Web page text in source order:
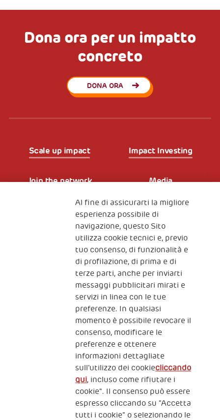
Dona ora per un impatto
concreto
DONA ORA
Scale up impact Impact Investing
Join the network Media
Iscriviti alla newsletter
Fondazione
The Human Safety Net
CONTATTACI
2, Piazza Duca degli Abruzzi 34132
Trieste Italy
Fiscal code (Italy) 90017740326
VAT code 01372940328
Al fine di assicurarti la migliore
esperienza possibile di
navigazione, questo Sito
utilizza cookie tecnici e, previo
tuo consenso, di funzionalità e
di profilazione, di prima e di
terze parti, anche per inviarti
messaggi pubblicitari mirati e
servizi in linea con le tue
preferenze. In qualsiasi
momento è possibile revocare il
consenso, modificare le
preferenze e ottenere
informazioni dettagliate
sull’utilizzo dei cookiecliccando
qui, incluso come rifiutare i
cookie". Il consenso può essere
espresso cliccando su “Accetta
tutti i cookie” o selezionando le